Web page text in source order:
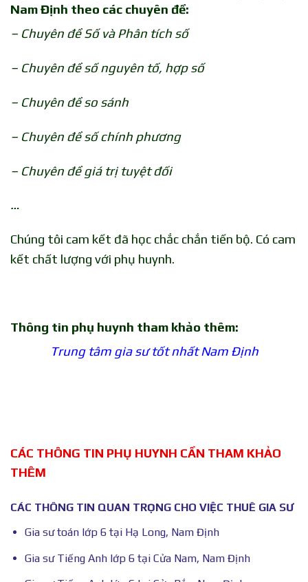
Nam Định theo các chuyên đề:
– Chuyên đề Số và Phân tích số
– Chuyên đề số nguyên tố, hợp số
– Chuyên đề so sánh
– Chuyên đề số chính phương
– Chuyên đề giá trị tuyệt đối
…
Chúng tôi cam kết đã học chắc chắn tiến bộ. Có cam
kết chất lượng với phụ huynh.
Thông tin phụ huynh tham khảo thêm:
Trung tâm gia sư tốt nhất Nam Định
CÁC THÔNG TIN PHỤ HUYNH CẦN THAM KHẢO
THÊM
CÁC THÔNG TIN QUAN TRỌNG CHO VIỆC THUÊ GIA SƯ
Gia sư toán lớp 6 tại Hạ Long, Nam Định
Gia sư Tiếng Anh lớp 6 tại Cửa Nam, Nam Định